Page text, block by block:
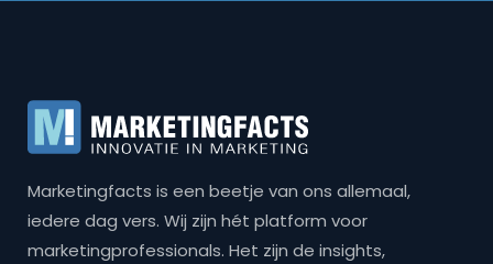
Marketingfacts is een beetje van ons allemaal,
iedere dag vers. Wij zijn hét platform voor
marketingprofessionals. Het zijn de insights,